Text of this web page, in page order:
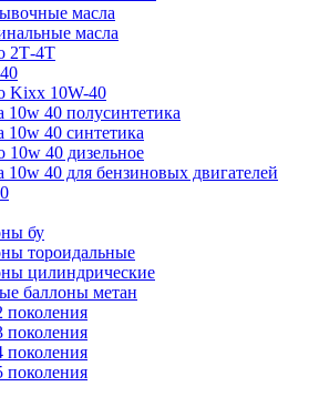
масла
масла
2Т-4Т
Kixx 10W-40
10w 40 полусинтетика
10w 40 синтетика
10w 40 дизельное
10w 40 для бензиновых двигателей
бу
тороидальные
цилиндрические
баллоны метан